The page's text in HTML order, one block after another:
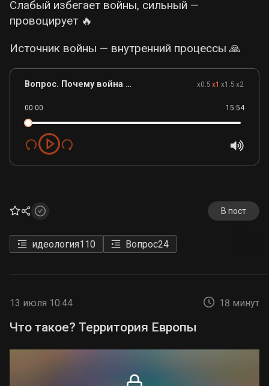
Слабый избегает войны, сильный —
провоцирует 🔥
Источник войны — внутренний процессы 🙏
Вопрос. Почему война не заканчивается.mp3 x0.5 x1 x1.5 x2
00:00 15:54
В пост
идеология110 Вопрос24
13 июля 10:44 18 минут
Что такое? Территория Европы